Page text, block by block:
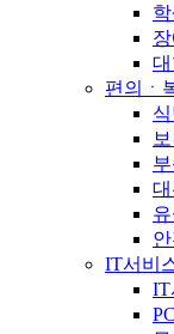
편의ㆍ
IT서비
IT